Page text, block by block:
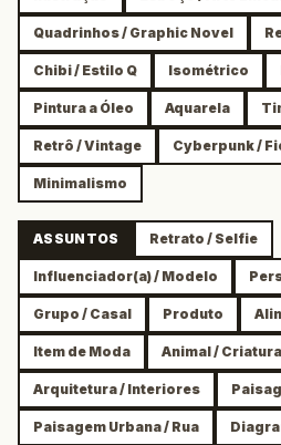
Quadrinhos / Graphic Novel
Chibi / Estilo Q Isométrico
Pintura a Óleo Aquarela
Retrô / Vintage Cyberpunk /
Minimalismo
ASSUNTOS Retrato / Selfie
Influenciador(a) / Modelo
Grupo / Casal Produto
Item de Moda Animal / Criatura
Arquitetura / Interiores
Paisagem Urbana / Rua